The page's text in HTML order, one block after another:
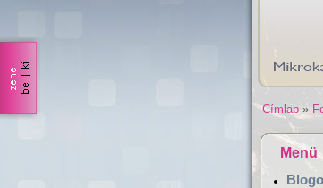
Címlap»
Menü